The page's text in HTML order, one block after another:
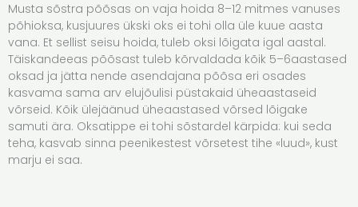
Musta sõstra põõsas on vaja hoida 8–12 mitmes vanuses
põhioksa, kusjuures ükski oks ei tohi olla üle kuue aasta
vana. Et sellist seisu hoida, tuleb oksi lõigata igal aastal.
Täiskandeeas põõsast tuleb kõrvaldada kõik 5–6aastased
oksad ja jätta nende asendajana põõsa eri osades
kasvama sama arv elujõulisi püstakaid üheaastaseid
võrseid. Kõik ülejäänud üheaastased võrsed lõigake
samuti ära. Oksatippe ei tohi sõstardel kärpida: kui seda
teha, kasvab sinna peenikestest võrsetest tihe «luud», kust
marju ei saa.